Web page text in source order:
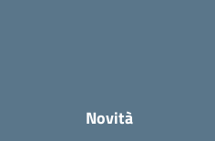
Novità